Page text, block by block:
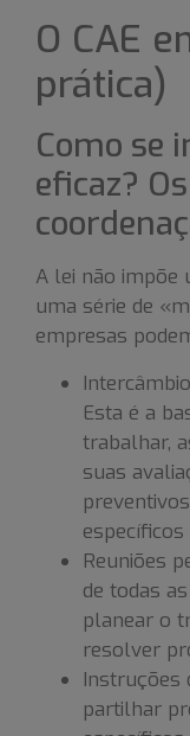
O CAE
prática)
Como se
eficaz?
A lei não impõe
uma série de
empresas
Esta é a
trabalhar,
suas
Reuniões
de todas
planear o
resolver
Instruções
partilhar